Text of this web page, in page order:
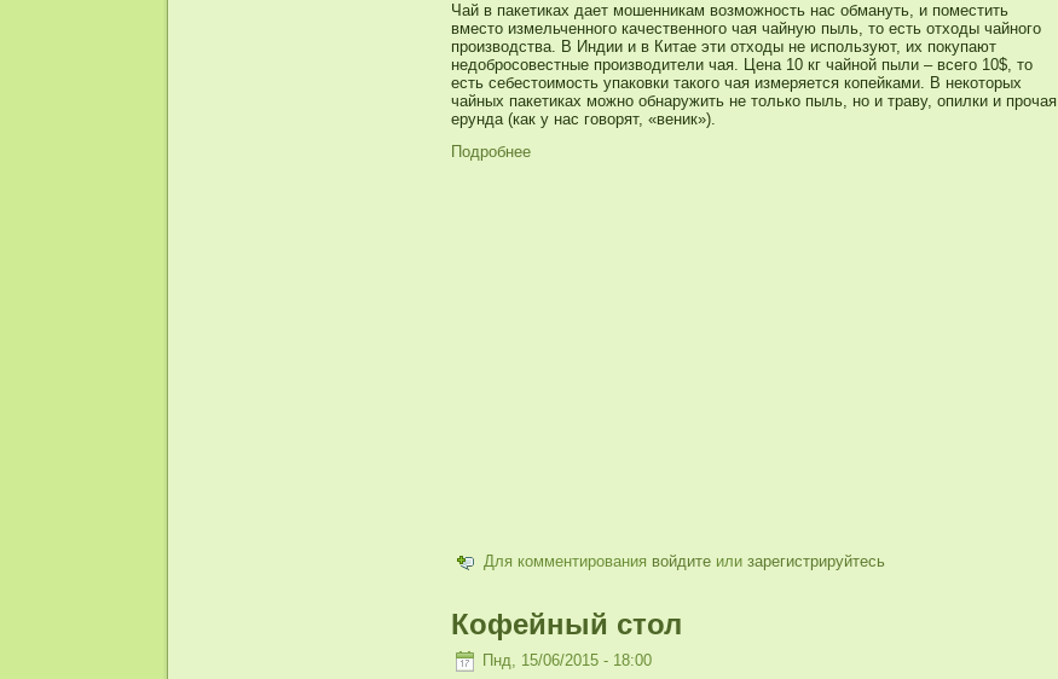
Чай в пакетиках дает мошенникам возможность нас обмануть, и поместить
вместо измельченного качественного чая чайную пыль, то есть отходы чайного
производства. В Индии и в Китае эти отходы не используют, их покупают
недобросовестные производители чая. Цена 10 кг чайной пыли – всего 10$, то
есть себестоимость упаковки такого чая измеряется копейками. В некоторых
чайных пакетиках можно обнаружить не только пыль, но и траву, опилки и прочая
ерунда (как у нас говорят, «веник»).
Подробнее
Для комментирования войдитеили зарегистрируйтесь
Кофейный стол
Пнд, 15/06/2015 - 18:00